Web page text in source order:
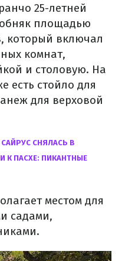
25-летней
площадью
который включал
комнат,
и столовую. На
есть стойло для
для верховой
СНЯЛАСЬ В
К ПАСХЕ: ПИКАНТНЫЕ
местом для
садами,